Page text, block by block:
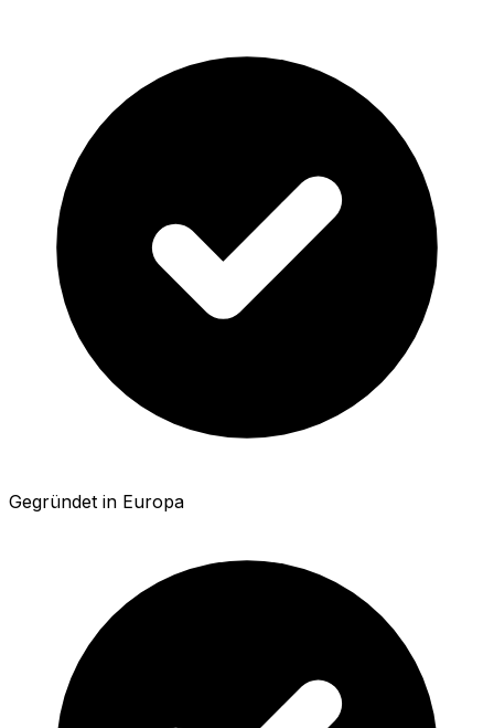
Gegründet in Europa